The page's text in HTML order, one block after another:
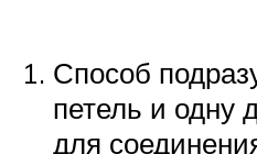
Способ
петель и одну
для